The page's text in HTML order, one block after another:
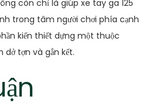
còn chỉ là giúp xe tay ga 125
trong tâm người chơi phía cạnh
kiến thiết dựng một thuộc
tợn và gắn kết.